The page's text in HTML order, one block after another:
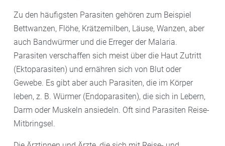
Zu den häufigsten Parasiten gehören zum Beispiel
Bettwanzen, Flöhe, Krätzemilben, Läuse, Wanzen, aber
auch Bandwürmer und die Erreger der Malaria.
Parasiten verschaffen sich meist über die Haut Zutritt
(Ektoparasiten) und ernähren sich von Blut oder
Gewebe. Es gibt aber auch Parasiten, die im Körper
leben, z. B. Würmer (Endoparasiten), die sich in Lebern,
Darm oder Muskeln ansiedeln. Oft sind Parasiten Reise-
Mitbringsel.